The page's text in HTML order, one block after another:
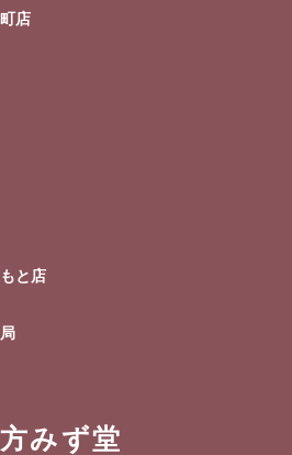
店
と店
みず堂